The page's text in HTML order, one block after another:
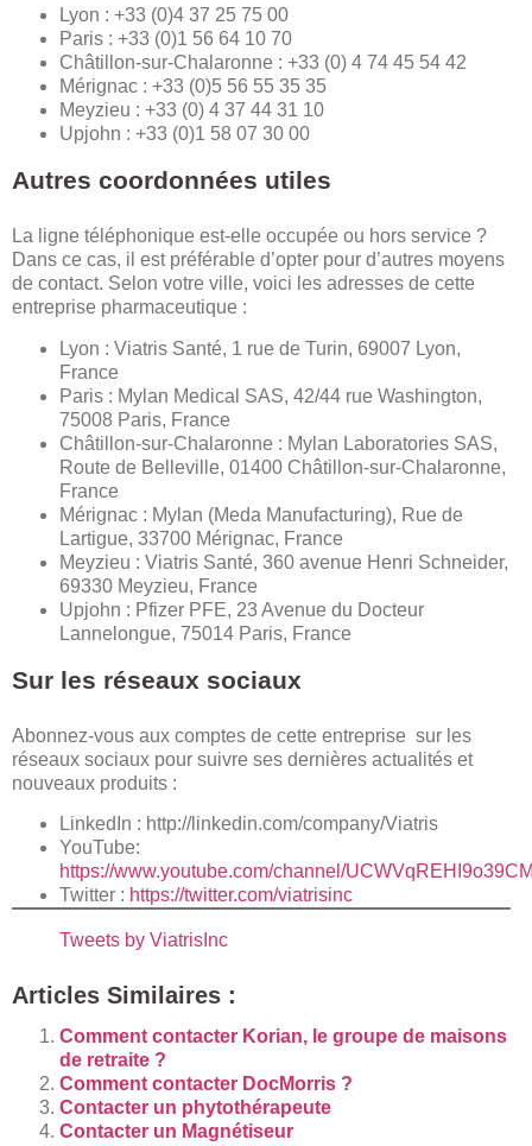
Lyon : +33 (0)4 37 25 75 00
Paris : +33 (0)1 56 64 10 70
Châtillon-sur-Chalaronne : +33 (0) 4 74 45 54 42
Mérignac : +33 (0)5 56 55 35 35
Meyzieu : +33 (0) 4 37 44 31 10
Upjohn : +33 (0)1 58 07 30 00
Autres coordonnées utiles
La ligne téléphonique est-elle occupée ou hors service ?
Dans ce cas, il est préférable d’opter pour d’autres moyens
de contact. Selon votre ville, voici les adresses de cette
entreprise pharmaceutique :
Lyon : Viatris Santé, 1 rue de Turin, 69007 Lyon,
France
Paris : Mylan Medical SAS, 42/44 rue Washington,
75008 Paris, France
Châtillon-sur-Chalaronne : Mylan Laboratories SAS,
Route de Belleville, 01400 Châtillon-sur-Chalaronne,
France
Mérignac : Mylan (Meda Manufacturing), Rue de
Lartigue, 33700 Mérignac, France
Meyzieu : Viatris Santé, 360 avenue Henri Schneider,
69330 Meyzieu, France
Upjohn : Pfizer PFE, 23 Avenue du Docteur
Lannelongue, 75014 Paris, France
Sur les réseaux sociaux
Abonnez-vous aux comptes de cette entreprise sur les
réseaux sociaux pour suivre ses dernières actualités et
nouveaux produits :
LinkedIn : http://linkedin.com/company/Viatris
YouTube:
https://www.youtube.com/channel/
Twitter : https://twitter.com/viatrisinc
Tweets by ViatrisInc
Articles Similaires :
Comment contacter Korian, le groupe de maisons
de retraite ?
Comment contacter DocMorris ?
Contacter un phytothérapeute
Contacter un Magnétiseur